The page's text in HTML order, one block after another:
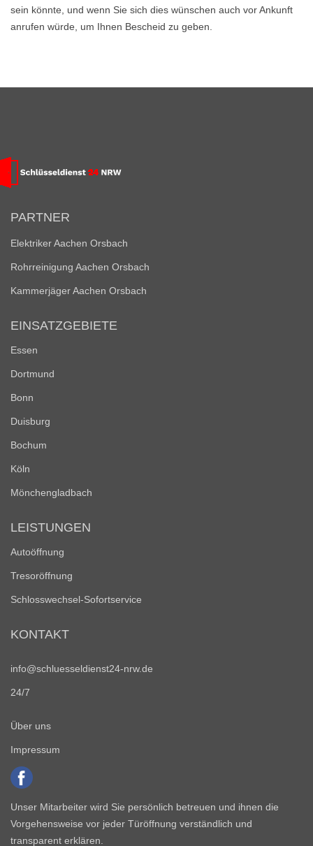
sein könnte, und wenn Sie sich dies wünschen auch vor Ankunft
anrufen würde, um Ihnen Bescheid zu geben.
PARTNER
Elektriker Aachen Orsbach
Rohrreinigung Aachen Orsbach
Kammerjäger Aachen Orsbach
EINSATZGEBIETE
Essen
Dortmund
Bonn
Duisburg
Bochum
Köln
Mönchengladbach
LEISTUNGEN
Autoöffnung
Tresoröffnung
Schlosswechsel-Sofortservice
KONTAKT
info@schluesseldienst24-nrw.de
24/7
Über uns
Impressum
Unser Mitarbeiter wird Sie persönlich betreuen und ihnen die
Vorgehensweise vor jeder Türöffnung verständlich und
transparent erklären.